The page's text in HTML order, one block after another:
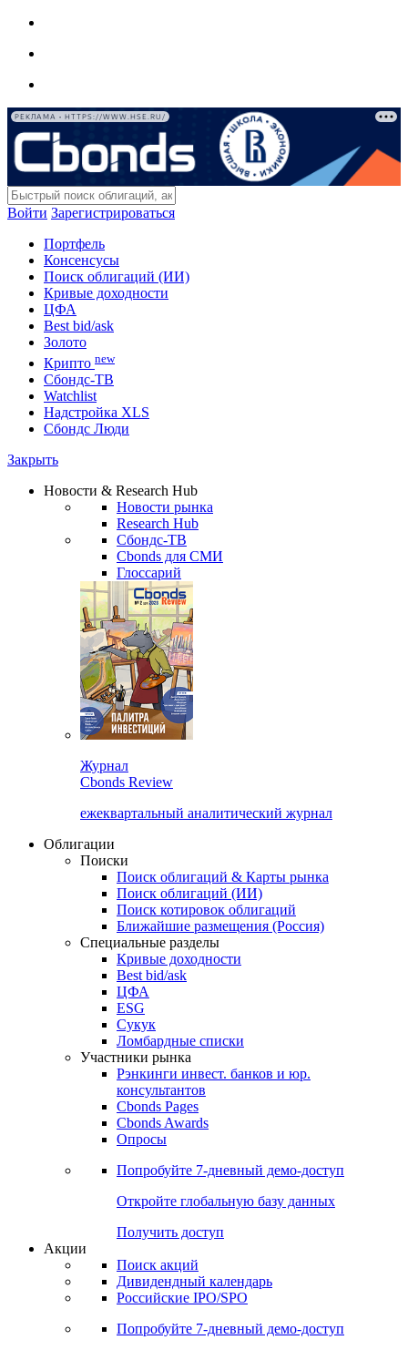
РЕКЛАМА • HTTPS://WWW.HSE.RU/
Войти Зарегистрироваться
Портфель
Консенсусы
Поиск облигаций (ИИ)
Кривые доходности
ЦФА
Best bid/ask
Золото
Крипто new
Сбондс-ТВ
Watchlist
Надстройка XLS
Сбондс Люди
Закрыть
Новости & Research Hub
Новости рынка
Research Hub
Сбондс-ТВ
Cbonds для СМИ
Глоссарий
Журнал
Cbonds Review
ежеквартальный аналитический журнал
Облигации
Поиски
Поиск облигаций & Карты рынка
Поиск облигаций (ИИ)
Поиск котировок облигаций
Ближайшие размещения (Россия)
Специальные разделы
Кривые доходности
Best bid/ask
ЦФА
ESG
Сукук
Ломбардные списки
Участники рынка
Рэнкинги инвест. банков и юр.
консультантов
Cbonds Pages
Cbonds Awards
Опросы
Попробуйте 7-дневный демо-доступ
Откройте глобальную базу данных
Получить доступ
Акции
Поиск акций
Дивидендный календарь
Российские IPO/SPO
Попробуйте 7-дневный демо-доступ